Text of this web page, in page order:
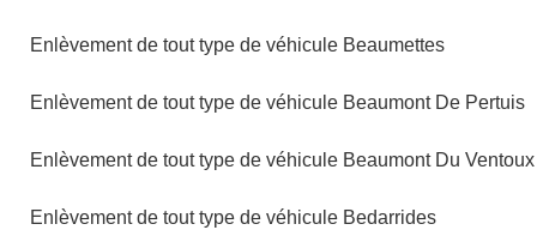
Enlèvement de tout type de véhicule Beaumettes
Enlèvement de tout type de véhicule Beaumont De Pertuis
Enlèvement de tout type de véhicule Beaumont Du Ventoux
Enlèvement de tout type de véhicule Bedarrides